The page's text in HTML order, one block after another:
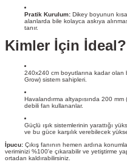
Pratik Kurulum: Dikey boyunun
alanlarda bile kolayca askıya
tanır.
Kimler İçin İdeal?
240x240 cm boyutlarına kadar olan
Grow) sistem sahipleri.
Havalandırma altyapısında 200
debili fan kullananlar.
Güçlü ışık sistemlerinin yarattığı
ve bu güce karşılık verebilecek
İpucu: Çıkış fanının hemen ardına
veriminizi %100'e çıkarabilir ve yetiştirme
ortadan kaldırabilirsiniz.